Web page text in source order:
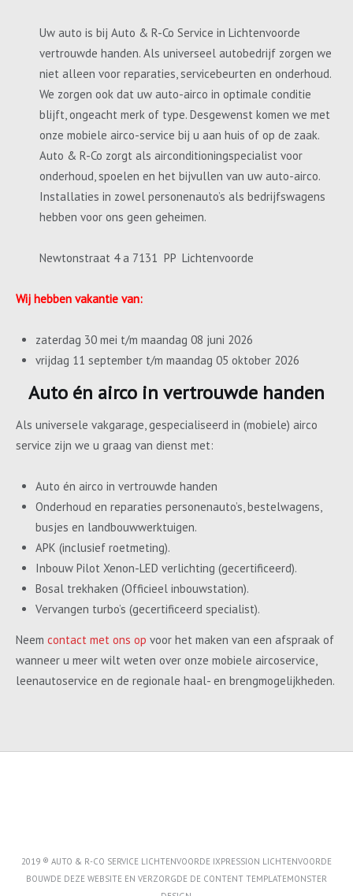
Uw auto is bij Auto & R-Co Service in Lichtenvoorde
vertrouwde handen. Als universeel autobedrijf zorgen we
niet alleen voor reparaties, servicebeurten en onderhoud.
We zorgen ook dat uw auto-airco in optimale conditie
blijft, ongeacht merk of type. Desgewenst komen we met
onze mobiele airco-service bij u aan huis of op de zaak.
Auto & R-Co zorgt als airconditioningspecialist voor
onderhoud, spoelen en het bijvullen van uw auto-airco.
Installaties in zowel personenauto’s als bedrijfswagens
hebben voor ons geen geheimen.
Newtonstraat 4 a 7131 PP Lichtenvoorde
Wij hebben vakantie van:
zaterdag 30 mei t/m maandag 08 juni 2026
vrijdag 11 september t/m maandag 05 oktober 2026
Auto én airco in vertrouwde handen
Als universele vakgarage, gespecialiseerd in (mobiele) airco
service zijn we u graag van dienst met:
Auto én airco in vertrouwde handen
Onderhoud en reparaties personenauto’s, bestelwagens,
busjes en landbouwwerktuigen.
APK (inclusief roetmeting).
Inbouw Pilot Xenon-LED verlichting (gecertificeerd).
Bosal trekhaken (Officieel inbouwstation).
Vervangen turbo’s (gecertificeerd specialist).
Neem contact met ons op voor het maken van een afspraak of
wanneer u meer wilt weten over onze mobiele aircoservice,
leenautoservice en de regionale haal- en brengmogelijkheden.
2019 ® AUTO & R-CO SERVICE LICHTENVOORDE IXPRESSION LICHTENVOORDE
BOUWDE DEZE WEBSITE EN VERZORGDE DE CONTENT TEMPLATEMONSTER